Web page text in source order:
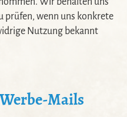
prüfen, wenn uns konkrete
Nutzung bekannt
Mails